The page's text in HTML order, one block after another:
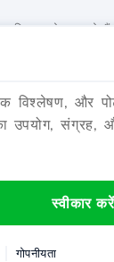
को समझाते
ब्लॉक करें,
विश्लेषण, और
उपयोग, संग्रह,
स्वीकार करें
गोपनीयता